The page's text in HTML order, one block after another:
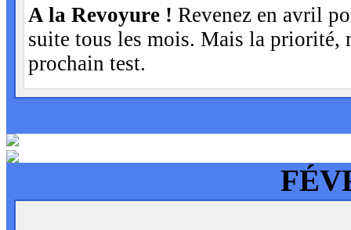
A la Revoyure ! Revenez en avril
suite tous les mois. Mais la priorité,
prochain test.